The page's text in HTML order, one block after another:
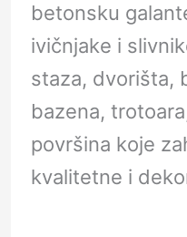
betonsku
ivičnjake i
staza, dvorišta,
bazena,
površina koje
kvalitetne i